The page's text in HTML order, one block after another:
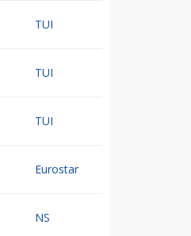
TUI
TUI
TUI
Eurostar
NS